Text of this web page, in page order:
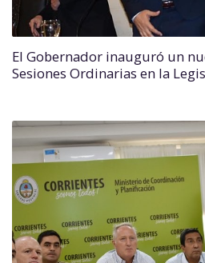
El Gobernador inauguró un
Sesiones Ordinarias en la